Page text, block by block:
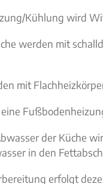
Kühlung wird
werden mit
mit
der Küche
in den
erfolgt